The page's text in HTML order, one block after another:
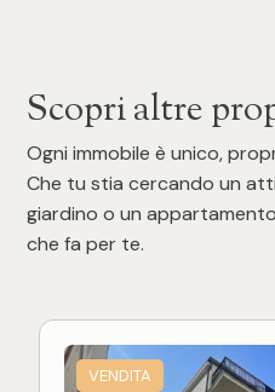
Scopri altre
Ogni immobile è unico,
Che tu stia cercando un
giardino o un
che fa per te.
VENDITA